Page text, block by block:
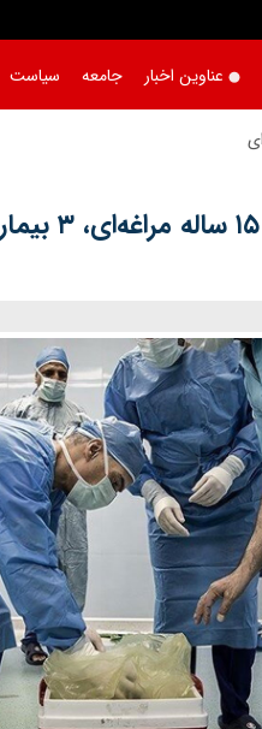
عناوین اخبار جامعه سیاست
کودکان و
اهدای